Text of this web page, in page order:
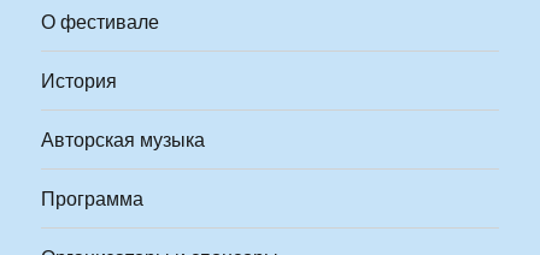
О фестивале
История
Авторская музыка
Программа